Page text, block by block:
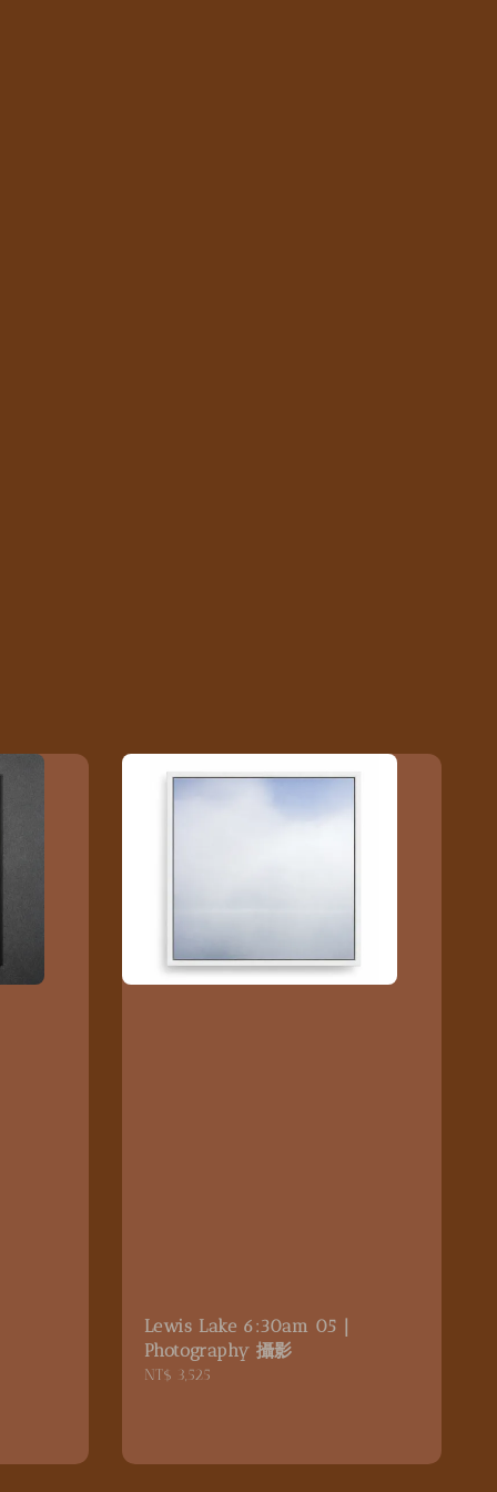
Lewis Lake 6:30am 05｜
Photography 攝影
Regular
NT$ 3,525